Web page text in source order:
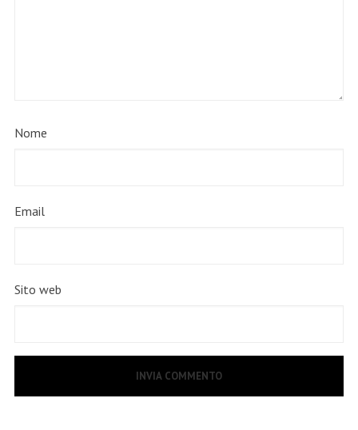
Nome
Email
Sito web